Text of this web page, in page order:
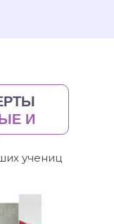
И
учениц